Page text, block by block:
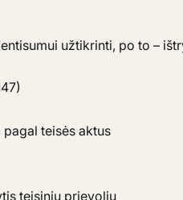
užtikrinti, po to –
teisės aktus
teisinių prievolių